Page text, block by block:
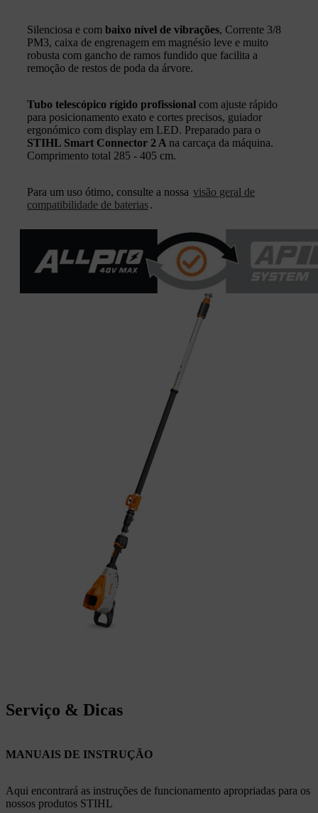
Silenciosa e com baixo nível de vibrações, Corrente 3/8
PM3, caixa de engrenagem em magnésio leve e muito
robusta com gancho de ramos fundido que facilita a
remoção de restos de poda da árvore.
Tubo telescópico rígido profissional com ajuste rápido
para posicionamento exato e cortes precisos, guiador
ergonómico com display em LED. Preparado para o
STIHL Smart Connector 2 A na carcaça da máquina.
Comprimento total 285 - 405 cm.
Para um uso ótimo, consulte a nossa visão geral de
compatibilidade de baterias.
Serviço & Dicas
MANUAIS DE INSTRUÇÃO
Aqui encontrará as instruções de funcionamento apropriadas para os
nossos produtos STIHL